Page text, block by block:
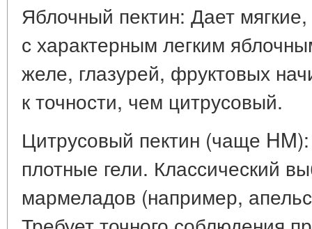
Яблочный пектин: Дает
с характерным легким
желе, глазурей, фруктовых
к точности, чем цитрусовый.
Цитрусовый пектин (чаще
плотные гели. Классический
мармеладов (например,